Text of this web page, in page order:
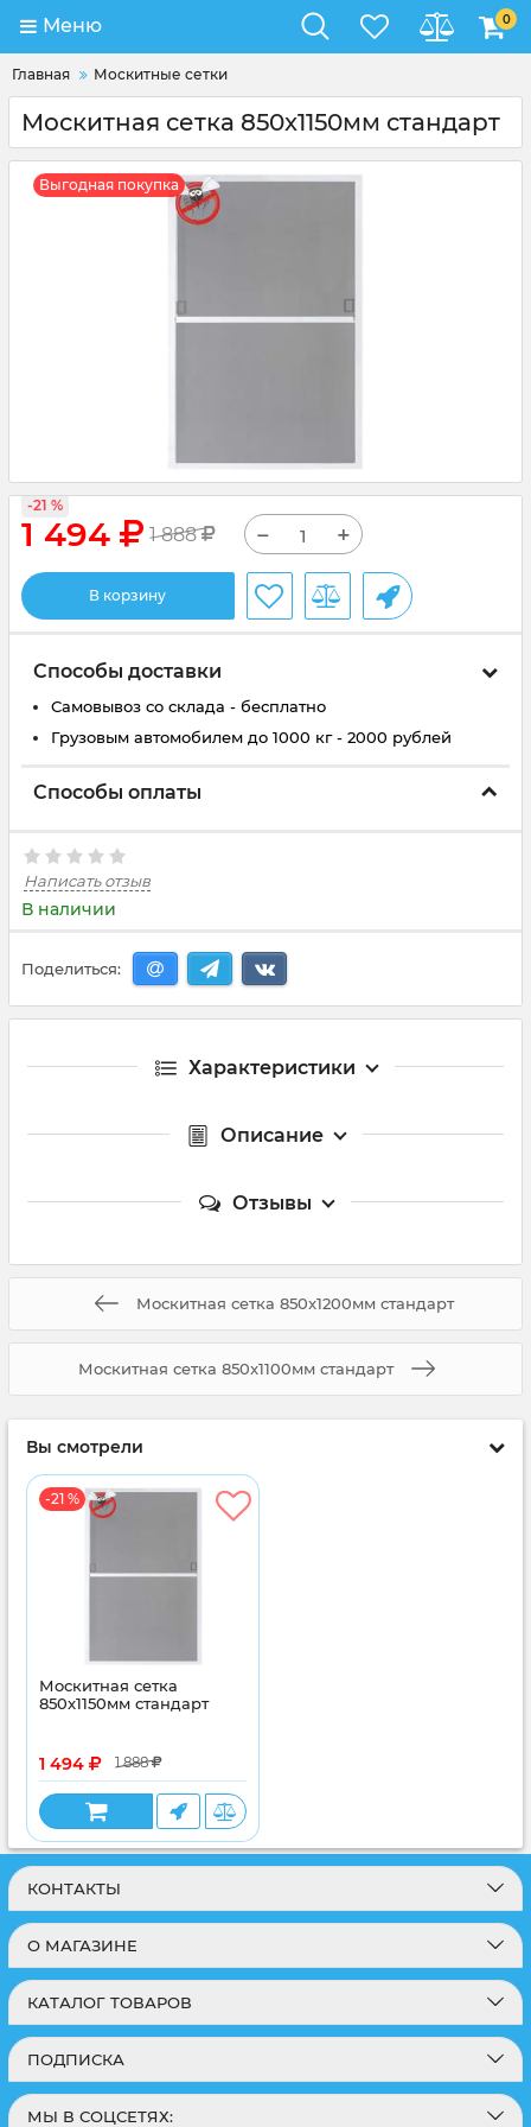
Меню 0
Главная Москитные сетки
Москитная сетка 850x1150мм стандарт
Выгодная покупка
1 494 1 888
-21 %
− +
В корзину
Способы доставки
Самовывоз со склада - бесплатно
Грузовым автомобилем до 1000 кг - 2000 рублей
Способы оплаты
Написать отзыв
В наличии
Поделиться:
Характеристики
Описание
Отзывы
Москитная сетка 850x1200мм стандарт
Москитная сетка 850x1100мм стандарт
Вы смотрели
-21 %
Москитная сетка
850x1150мм стандарт
1 494 1 888
КОНТАКТЫ
О МАГАЗИНЕ
КАТАЛОГ ТОВАРОВ
ПОДПИСКА
МЫ В СОЦСЕТЯХ: